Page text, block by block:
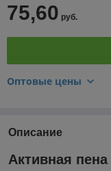
75,60 руб.
Оптовые цены
Описание
Активная